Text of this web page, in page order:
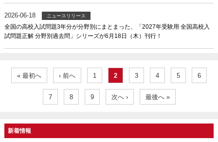
2026-06-18 ニュースリリース
全国の高校入試問題3年分が分野別にまとまった、「2027年受験用 全国高校入
試問題正解 分野別過去問」シリーズが6月18日（木）刊行！
« 最初へ ‹ 前へ 1 2 3 4 5 6
7 8 9 次へ › 最後へ »
新着情報